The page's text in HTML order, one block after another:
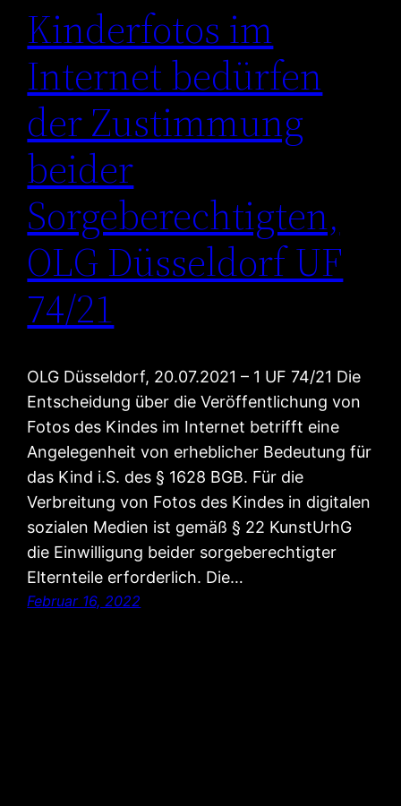
Kinderfotos im
Internet bedürfen
der Zustimmung
beider
Sorgeberechtigten,
OLG Düsseldorf UF
74/21
OLG Düsseldorf, 20.07.2021 – 1 UF 74/21 Die
Entscheidung über die Veröffentlichung von
Fotos des Kindes im Internet betrifft eine
Angelegenheit von erheblicher Bedeutung für
das Kind i.S. des § 1628 BGB. Für die
Verbreitung von Fotos des Kindes in digitalen
sozialen Medien ist gemäß § 22 KunstUrhG
die Einwilligung beider sorgeberechtigter
Elternteile erforderlich. Die…
Februar 16, 2022